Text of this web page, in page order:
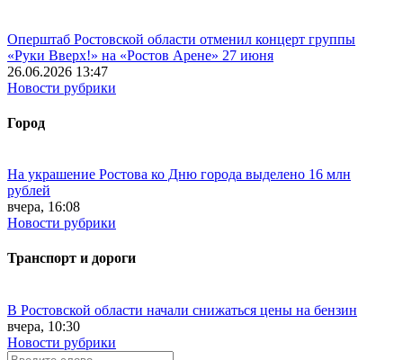
Оперштаб Ростовской области отменил концерт группы
«Руки Вверх!» на «Ростов Арене» 27 июня
26.06.2026 13:47
Новости рубрики
Город
На украшение Ростова ко Дню города выделено 16 млн
рублей
вчера, 16:08
Новости рубрики
Транспорт и дороги
В Ростовской области начали снижаться цены на бензин
вчера, 10:30
Новости рубрики